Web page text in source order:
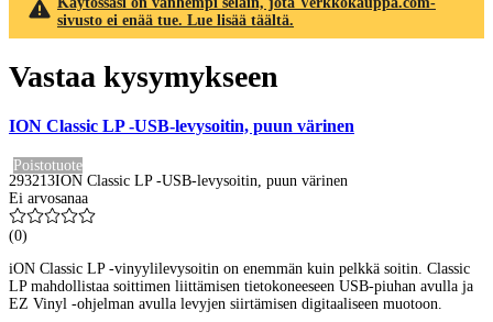
sivusto ei enää tue. Lue lisää täältä.
Vastaa kysymykseen
ION Classic LP -USB-levysoitin, puun värinen
Poistotuote
293213ION Classic LP -USB-levysoitin, puun värinen
Ei arvosanaa
(0)
iON Classic LP -vinyylilevysoitin on enemmän kuin pelkkä soitin. Classic
LP mahdollistaa soittimen liittämisen tietokoneeseen USB-piuhan avulla ja
EZ Vinyl -ohjelman avulla levyjen siirtämisen digitaaliseen muotoon.